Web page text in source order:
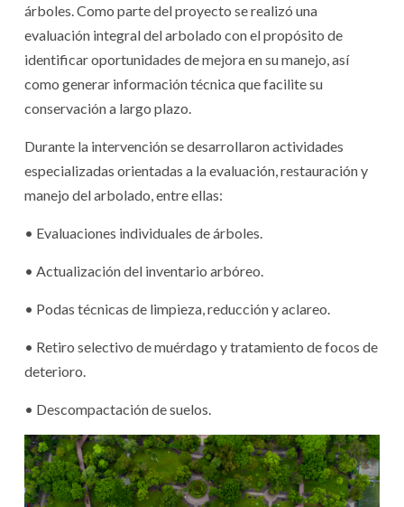
árboles. Como parte del proyecto se realizó una
evaluación integral del arbolado con el propósito de
identificar oportunidades de mejora en su manejo, así
como generar información técnica que facilite su
conservación a largo plazo.
Durante la intervención se desarrollaron actividades
especializadas orientadas a la evaluación, restauración y
manejo del arbolado, entre ellas:
• Evaluaciones individuales de árboles.
• Actualización del inventario arbóreo.
• Podas técnicas de limpieza, reducción y aclareo.
• Retiro selectivo de muérdago y tratamiento de focos de
deterioro.
• Descompactación de suelos.